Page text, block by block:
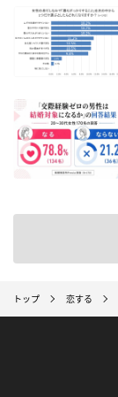
トップ 恋する